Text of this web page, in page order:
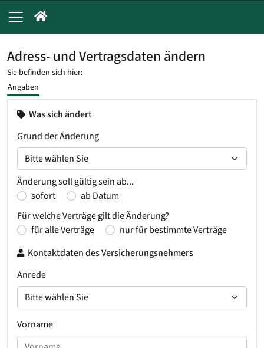
Adress- und Vertragsdaten ändern
Sie befinden sich hier:
Angaben
Was sich ändert
Grund der Änderung
Änderung soll gültig sein ab...
sofort
ab Datum
Für welche Verträge gilt die Änderung?
für alle Verträge
nur für bestimmte Verträge
Kontaktdaten des Versicherungsnehmers
Anrede
Vorname